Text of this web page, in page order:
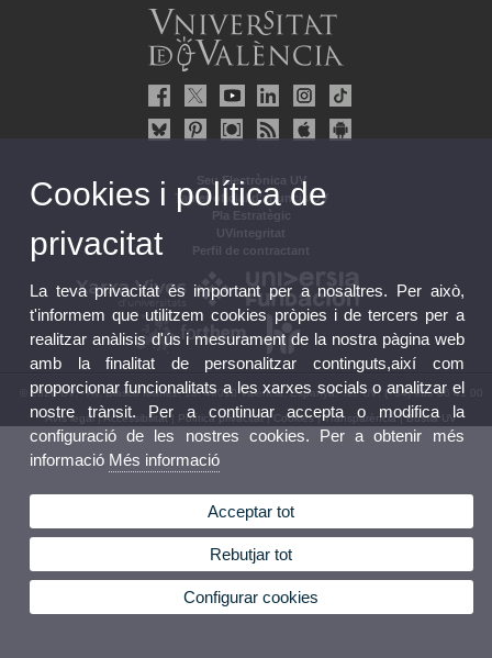
Seu Electrònica UV
Tauler oficial d'anuncis UV
Pla Estratègic
UVintegritat
Perfil de contractant
© 2026 UV. - Av. Blasco Ibáñez, 13. 46010 València. Espanya. Tel. UV: (+34) 963 86 41 00
Avís legal|Accessibilitat| Política privacitat| Cookies|Transparència|Bústia UV
Cookies i política de
privacitat
La teva privacitat és important per a nosaltres. Per això,
t'informem que utilitzem cookies pròpies i de tercers per a
realitzar anàlisis d'ús i mesurament de la nostra pàgina web
amb la finalitat de personalitzar continguts,així com
proporcionar funcionalitats a les xarxes socials o analitzar el
nostre trànsit. Per a continuar accepta o modifica la
configuració de les nostres cookies. Per a obtenir més
informació Més informació
Acceptar tot
Rebutjar tot
Configurar cookies